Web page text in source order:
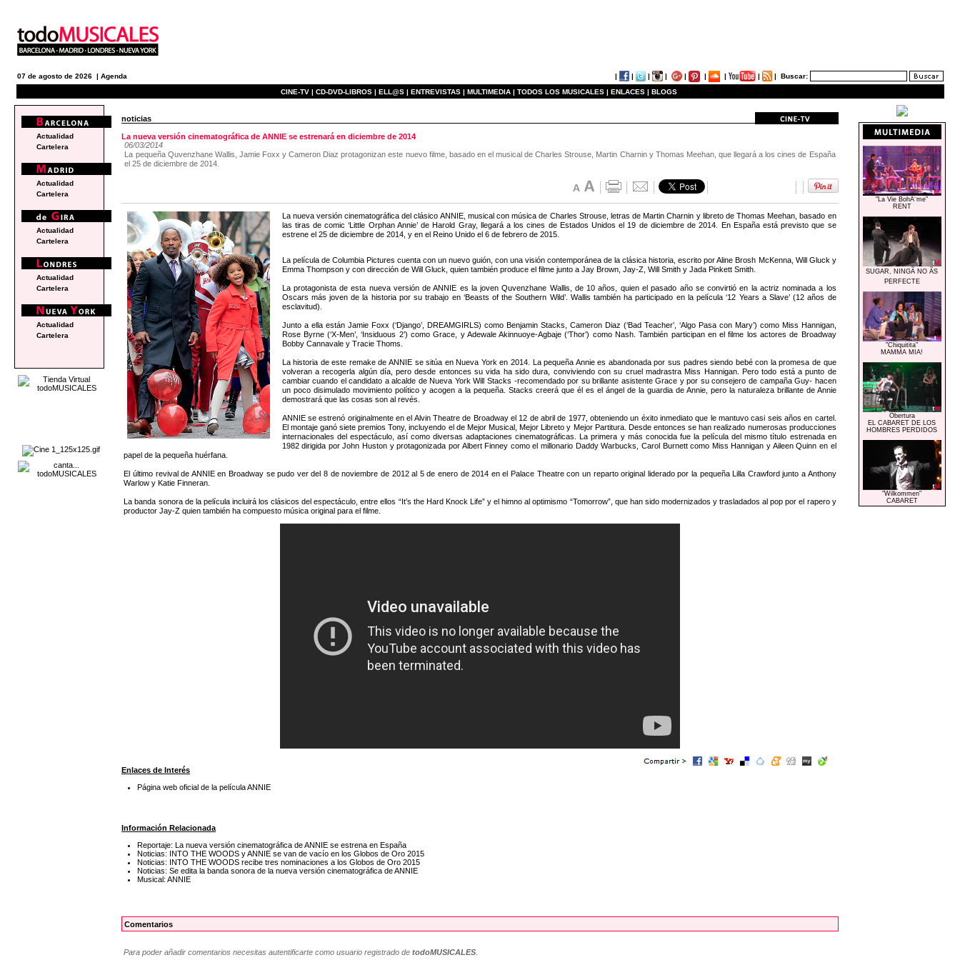
07 de agosto de 2026 | Agenda | | | | | | | | | Buscar:
CINE-TV | CD-DVD-LIBROS | ELL@S | ENTREVISTAS | MULTIMEDIA | TODOS LOS MUSICALES | ENLACES | BLOGS
noticias
La nueva versión cinematográfica de ANNIE se estrenará en diciembre de 2014
06/03/2014
La pequeña Quvenzhane Wallis, Jamie Foxx y Cameron Diaz protagonizan este nuevo filme, basado en el musical de Charles Strouse, Martin Charnin y Thomas Meehan, que llegará a los cines de España
el 25 de diciembre de 2014.
La nueva versión cinematográfica del clásico ANNIE, musical con música de Charles Strouse, letras de Martin Charnin y libreto de Thomas Meehan, basado en
las tiras de comic ‘Little Orphan Annie’ de Harold Gray, llegará a los cines de Estados Unidos el 19 de diciembre de 2014. En España está previsto que se
estrene el 25 de diciembre de 2014, y en el Reino Unido el 6 de febrero de 2015.
La película de Columbia Pictures cuenta con un nuevo guión, con una visión contemporánea de la clásica historia, escrito por Aline Brosh McKenna, Will Gluck y
Emma Thompson y con dirección de Will Gluck, quien también produce el filme junto a Jay Brown, Jay-Z, Will Smith y Jada Pinkett Smith.
La protagonista de esta nueva versión de ANNIE es la joven Quvenzhane Wallis, de 10 años, quien el pasado año se convirtió en la actriz nominada a los
Oscars más joven de la historia por su trabajo en ‘Beasts of the Southern Wild’. Wallis también ha participado en la película ‘12 Years a Slave’ (12 años de
esclavitud).
Junto a ella están Jamie Foxx (‘Django’, DREAMGIRLS) como Benjamin Stacks, Cameron Diaz (‘Bad Teacher’, ‘Algo Pasa con Mary’) como Miss Hannigan,
Rose Byrne (‘X-Men’, ‘Insiduous 2’) como Grace, y Adewale Akinnuoye-Agbaje (‘Thor’) como Nash. También participan en el filme los actores de Broadway
Bobby Cannavale y Tracie Thoms.
La historia de este remake de ANNIE se sitúa en Nueva York en 2014. La pequeña Annie es abandonada por sus padres siendo bebé con la promesa de que
volveran a recogerla algún día, pero desde entonces su vida ha sido dura, conviviendo con su cruel madrastra Miss Hannigan. Pero todo está a punto de
cambiar cuando el candidato a alcalde de Nueva York Will Stacks -recomendado por su brillante asistente Grace y por su consejero de campaña Guy- hacen
un poco disimulado movimiento político y acogen a la pequeña. Stacks creerá que él es el ángel de la guardia de Annie, pero la naturaleza brillante de Annie
demostrará que las cosas son al revés.
ANNIE se estrenó originalmente en el Alvin Theatre de Broadway el 12 de abril de 1977, obteniendo un éxito inmediato que le mantuvo casi seis años en cartel.
El montaje ganó siete premios Tony, incluyendo el de Mejor Musical, Mejor Libreto y Mejor Partitura. Desde entonces se han realizado numerosas producciones
internacionales del espectáculo, así como diversas adaptaciones cinematográficas. La primera y más conocida fue la película del mismo título estrenada en
1982 dirigida por John Huston y protagonizada por Albert Finney como el millonario Daddy Warbucks, Carol Burnett como Miss Hannigan y Aileen Quinn en el
papel de la pequeña huérfana.
El último revival de ANNIE en Broadway se pudo ver del 8 de noviembre de 2012 al 5 de enero de 2014 en el Palace Theatre con un reparto original liderado por la pequeña Lilla Crawford junto a Anthony
Warlow y Katie Finneran.
La banda sonora de la película incluirá los clásicos del espectáculo, entre ellos “It’s the Hard Knock Life” y el himno al optimismo “Tomorrow”, que han sido modernizados y trasladados al pop por el rapero y
productor Jay-Z quien también ha compuesto música original para el filme.
Enlaces de Interés
Página web oficial de la película ANNIE
Información Relacionada
Reportaje: La nueva versión cinematográfica de ANNIE se estrena en España
Noticias: INTO THE WOODS y ANNIE se van de vacío en los Globos de Oro 2015
Noticias: INTO THE WOODS recibe tres nominaciones a los Globos de Oro 2015
Noticias: Se edita la banda sonora de la nueva versión cinematográfica de ANNIE
Musical: ANNIE
Comentarios
Para poder añadir comentarios necesitas autentificarte como usuario registrado detodoMUSICALES
Actualidad
Cartelera
Actualidad
Cartelera
Actualidad
Cartelera
Actualidad
Cartelera
Actualidad
Cartelera
"La Vie BohÃ¨me"
RENT
SUGAR, NINGÃ NO ÃS
PERFECTE
"Chiquitita"
MAMMA MIA!
Obertura
EL CABARET DE LOS
HOMBRES PERDIDOS
"Wilkommen"
CABARET